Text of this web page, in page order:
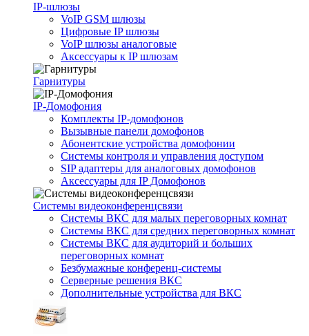
IP-шлюзы
VoIP GSM шлюзы
Цифровые IP шлюзы
VoIP шлюзы аналоговые
Аксессуары к IP шлюзам
Гарнитуры
IP-Домофония
Комплекты IP-домофонов
Вызывные панели домофонов
Абонентские устройства домофонии
Системы контроля и управления доступом
SIP адаптеры для аналоговых домофонов
Аксессуары для IP Домофонов
Системы видеоконференцсвязи
Системы ВКС для малых переговорных комнат
Системы ВКС для средних переговорных комнат
Системы ВКС для аудиторий и больших
переговорных комнат
Безбумажные конференц-системы
Серверные решения ВКС
Дополнительные устройства для ВКС